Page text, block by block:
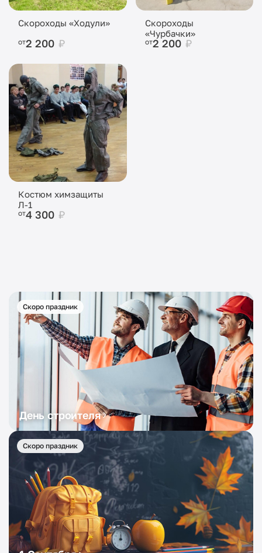
Скороходы «Ходули»
от2 200 ₽
Скороходы
«Чурбачки»
от2 200 ₽
Костюм химзащиты
Л-1
от4 300 ₽
Скоро праздник
День строителя
Скоро праздник